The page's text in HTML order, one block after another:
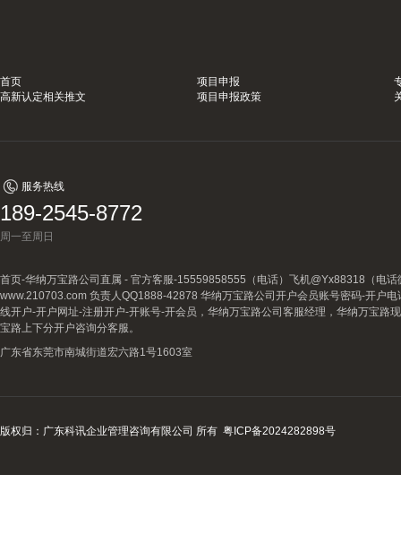
首页 项目申报
高新认定相关推文
项目申报政策
服务热线
189-2545-8772
周一至周日
首页-华纳万宝路公司直属 - 官方客服-15559858555（电话）飞机@Yx88318（电
www.210703.com 负责人QQ1888-42878 华纳万宝路公司开户会员账号密码-开户
线开户-开户网址-注册开户-开账号-开会员，华纳万宝路公司客服经理，华纳万宝路
宝路上下分开户咨询分客服。
广东省东莞市南城街道宏六路1号1603室
版权归：广东科讯企业管理咨询有限公司 所有 粤ICP备2024282898号